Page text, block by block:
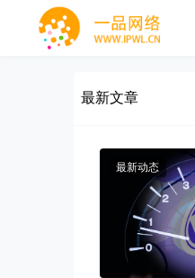
最新文章
最新动态